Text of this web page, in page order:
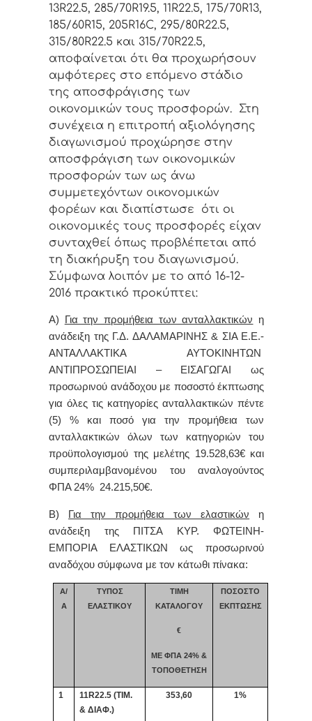
13R22.5, 285/70R19.5, 11 R22.5, 175/70R13,
185/60R15, 205R16C, 295/80R22.5,
315/80R22.5 και 315/70R22.5,
αποφαίνεται ότι θα προχωρήσουν
αμφότερες στο επόμενο στάδιο
της αποσφράγισης των
οικονομικών τους προσφορών. Στη
συνέχεια η επιτροπή αξιολόγησης
διαγωνισμού προχώρησε στην
αποσφράγιση των οικονομικών
προσφορών των ως άνω
συμμετεχόντων οικονομικών
φορέων και διαπίστωσε ότι οι
οικονομικές τους προσφορές είχαν
συνταχθεί όπως προβλέπεται από
τη διακήρυξη του διαγωνισμού.
Σύμφωνα λοιπόν με το από 16-12-
2016 πρακτικό προκύπτει:
Α) Για την προμήθεια των ανταλλακτικών η
ανάδειξη της Γ.Δ. ΔΑΛΑΜΑΡΙΝΗΣ & ΣΙΑ Ε.Ε.-
ΑΝΤΑΛΛΑΚΤΙΚΑ ΑΥΤΟΚΙΝΗΤΩΝ
ΑΝΤΙΠΡΟΣΩΠΕΙΑΙ – ΕΙΣΑΓΩΓΑΙ ως
προσωρινού ανάδοχου με ποσοστό έκπτωσης
για όλες τις κατηγορίες ανταλλακτικών πέντε
(5) % και ποσό για την προμήθεια των
ανταλλακτικών όλων των κατηγοριών του
προϋπολογισμού της μελέτης 19.528,63€ και
συμπεριλαμβανομένου του αναλογούντος
ΦΠΑ 24% 24.215,50€.
Β) Για την προμήθεια των ελαστικών η
ανάδειξη της ΠΙΤΣΑ ΚΥΡ. ΦΩΤΕΙΝΗ-
ΕΜΠΟΡΙΑ ΕΛΑΣΤΙΚΩΝ ως προσωρινού
αναδόχου σύμφωνα με τον κάτωθι πίνακα:
Α/
Α
ΤΥΠΟΣ
ΕΛΑΣΤΙΚΟΥ
ΤΙΜΗ
ΚΑΤΑΛΟΓΟΥ
€
ΜΕ ΦΠΑ 24% &
ΤΟΠΟΘΕΤΗΣΗ
ΠΟΣΟΣΤΟ
ΕΚΠΤΩΣΗΣ
1 11R22.5 (ΤΙΜ.
& ΔΙΑΦ.)
353,60 1%